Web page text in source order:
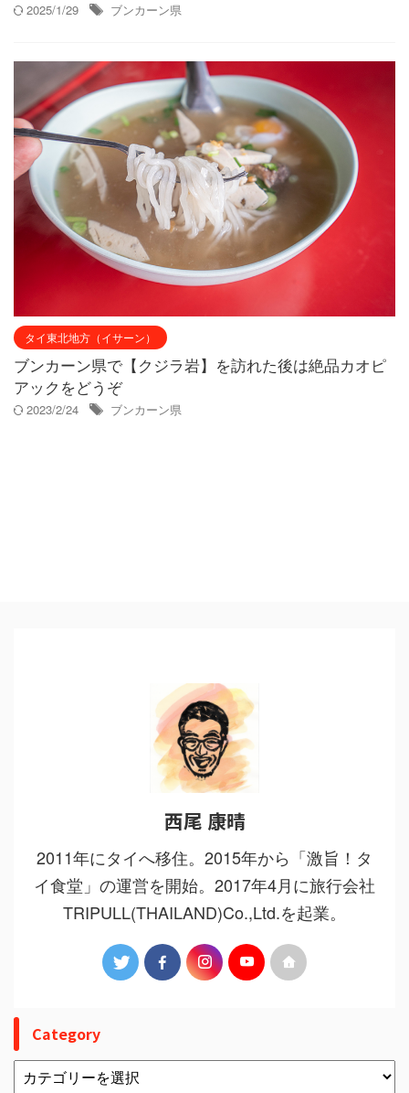
2025/1/29 ブンカーン県
タイ東北地方（イサーン）
ブンカーン県で【クジラ岩】を訪れた後は絶品カオピ
アックをどうぞ
2023/2/24 ブンカーン県
西尾 康晴
2011年にタイへ移住。2015年から「激旨！タ
イ食堂」の運営を開始。2017年4月に旅行会社
TRIPULL(THAILAND)Co.,Ltd.を起業。
Category